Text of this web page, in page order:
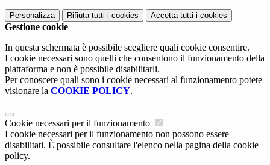
Personalizza Rifiuta tutti i cookies Accetta tutti i cookies
Gestione cookie
In questa schermata è possibile scegliere quali cookie consentire.
I cookie necessari sono quelli che consentono il funzionamento della
piattaforma e non è possibile disabilitarli.
Per conoscere quali sono i cookie necessari al funzionamento potete
visionare la COOKIE POLICY.
Cookie necessari per il funzionamento
I cookie necessari per il funzionamento non possono essere
disabilitati. È possibile consultare l'elenco nella pagina della cookie
policy.